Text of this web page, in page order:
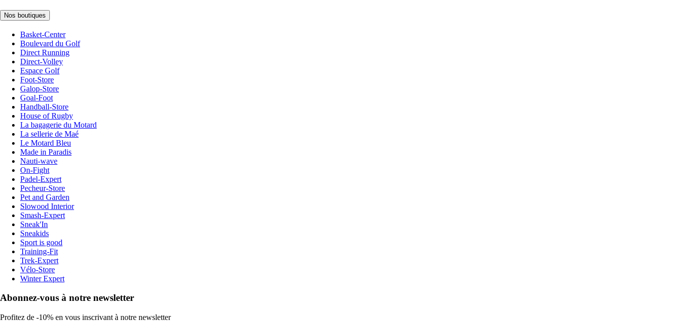
Nos boutiques
Basket-Center
Boulevard du Golf
Direct Running
Direct-Volley
Espace Golf
Foot-Store
Galop-Store
Goal-Foot
Handball-Store
House of Rugby
La bagagerie du Motard
La sellerie de Maé
Le Motard Bleu
Made in Paradis
Nauti-wave
On-Fight
Padel-Expert
Pecheur-Store
Pet and Garden
Slowood Interior
Smash-Expert
Sneak'In
Sneakids
Sport is good
Training-Fit
Trek-Expert
Vélo-Store
Winter Expert
Abonnez-vous à notre newsletter
Profitez de -10% en vous inscrivant à notre newsletter